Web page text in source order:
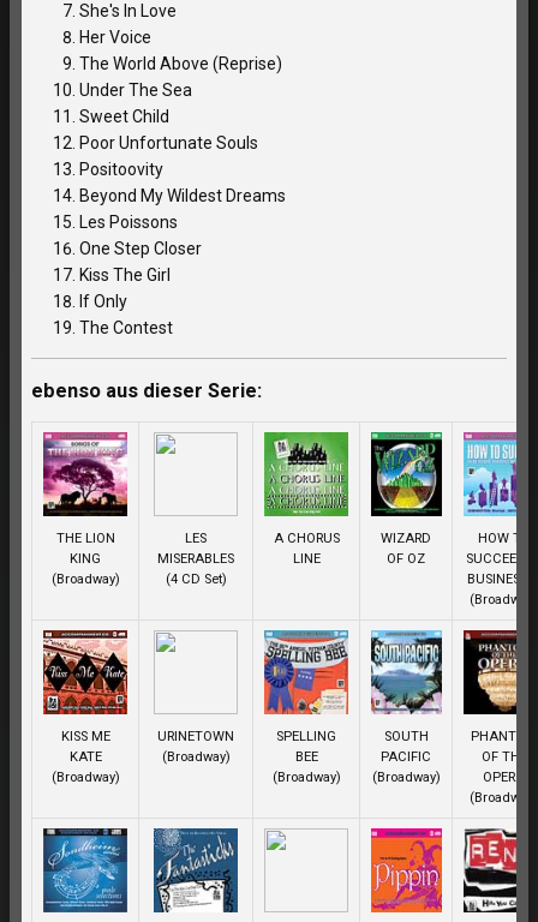
She's In Love
Her Voice
The World Above (Reprise)
Under The Sea
Sweet Child
Poor Unfortunate Souls
Positoovity
Beyond My Wildest Dreams
Les Poissons
One Step Closer
Kiss The Girl
If Only
The Contest
ebenso aus dieser Serie:
THE LION
KING
(Broadway)
LES
MISERABLES
(4 CD Set)
A CHORUS
LINE
WIZARD
OF OZ
HOW TO
SUCCEED
BUSINESS
(Broadway)
KISS ME
KATE
(Broadway)
URINETOWN
(Broadway)
SPELLING
BEE
(Broadway)
SOUTH
PACIFIC
(Broadway)
PHANTOM
OF THE
OPERA
(Broadway)